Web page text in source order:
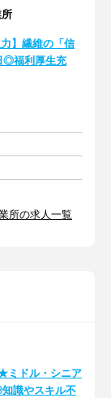
】繊維の「信
◎福利厚生充
所の求人一覧
ミドル・シニア
識やスキル不